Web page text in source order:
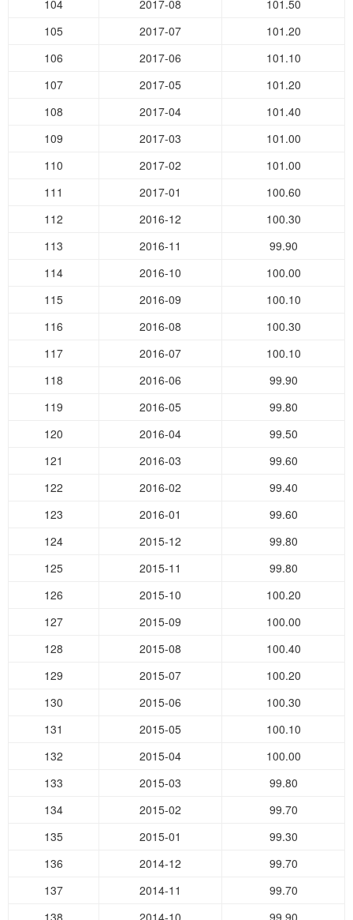
104
2017-08
101.50
105
2017-07
101.20
106
2017-06
101.10
107
2017-05
101.20
108
2017-04
101.40
109
2017-03
101.00
110
2017-02
101.00
111
2017-01
100.60
112
2016-12
100.30
113
2016-11
99.90
114
2016-10
100.00
115
2016-09
100.10
116
2016-08
100.30
117
2016-07
100.10
118
2016-06
99.90
119
2016-05
99.80
120
2016-04
99.50
121
2016-03
99.60
122
2016-02
99.40
123
2016-01
99.60
124
2015-12
99.80
125
2015-11
99.80
126
2015-10
100.20
127
2015-09
100.00
128
2015-08
100.40
129
2015-07
100.20
130
2015-06
100.30
131
2015-05
100.10
132
2015-04
100.00
133
2015-03
99.80
134
2015-02
99.70
135
2015-01
99.30
136
2014-12
99.70
137
2014-11
99.70
138
2014-10 99.90